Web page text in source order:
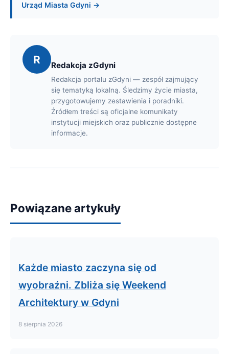
Urząd Miasta Gdyni →
R Redakcja zGdyni
Redakcja portalu zGdyni — zespół zajmujący
się tematyką lokalną. Śledzimy życie miasta,
przygotowujemy zestawienia i poradniki.
Źródłem treści są oficjalne komunikaty
instytucji miejskich oraz publicznie dostępne
informacje.
Powiązane artykuły
Każde miasto zaczyna się od
wyobraźni. Zbliża się Weekend
Architektury w Gdyni
8 sierpnia 2026